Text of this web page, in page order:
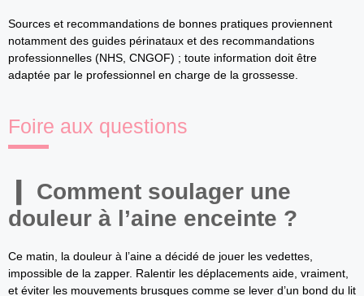
Sources et recommandations de bonnes pratiques proviennent
notamment des guides périnataux et des recommandations
professionnelles (NHS, CNGOF) ; toute information doit être
adaptée par le professionnel en charge de la grossesse.
Foire aux questions
Comment soulager une
douleur à l’aine enceinte ?
Ce matin, la douleur à l’aine a décidé de jouer les vedettes,
impossible de la zapper. Ralentir les déplacements aide, vraiment,
et éviter les mouvements brusques comme se lever d’un bond du lit